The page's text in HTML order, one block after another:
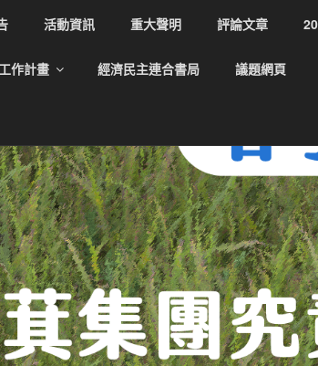
活動資訊 重大聲明 評論文章
作計畫 經濟民主連合書局 議題網頁